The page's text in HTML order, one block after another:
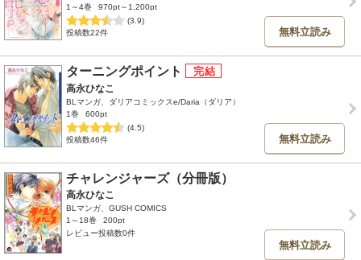
1～4巻
970pt～1,200pt
(3.9)
投稿数22件
無料立読み
ターニングポイント
高永ひなこ
BLマンガ、ダリアコミックスe/Daria（ダリア）
1巻
600pt
(4.5)
投稿数46件
無料立読み
チャレンジャーズ（分冊版）
高永ひなこ
BLマンガ、GUSH COMICS
1～18巻
200pt
レビュー投稿数0件
無料立読み